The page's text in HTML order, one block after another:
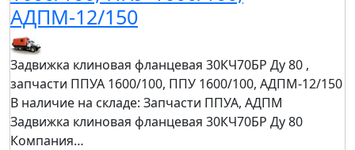
АДПМ-12/150
Задвижка клиновая фланцевая 30КЧ70БР Ду 80 ,
запчасти ППУА 1600/100, ППУ 1600/100, АДПМ-12/150
В наличие на складе: Запчасти ППУА, АДПМ
Задвижка клиновая фланцевая 30КЧ70БР Ду 80
Компания…